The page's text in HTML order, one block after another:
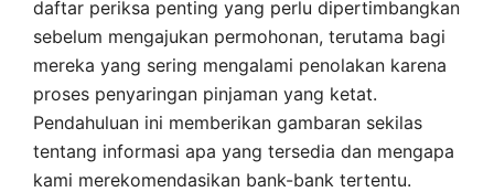
daftar periksa penting yang perlu dipertimbangkan
sebelum mengajukan permohonan, terutama bagi
mereka yang sering mengalami penolakan karena
proses penyaringan pinjaman yang ketat.
Pendahuluan ini memberikan gambaran sekilas
tentang informasi apa yang tersedia dan mengapa
kami merekomendasikan bank-bank tertentu.